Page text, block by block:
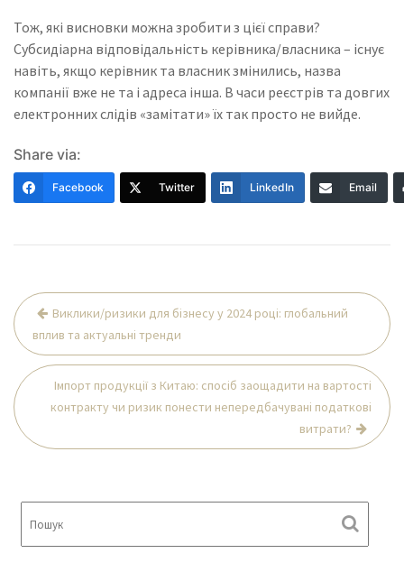
Тож, які висновки можна зробити з цієї справи?
Субсидіарна відповідальність керівника/власника – існує
навіть, якщо керівник та власник змінились, назва
компанії вже не та і адреса інша. В часи реєстрів та довгих
електронних слідів «замітати» їх так просто не вийде.
Share via:
Facebook Twitter LinkedIn Email
Навігація
записів
Виклики/ризики для бізнесу у 2024 році: глобальний
вплив та актуальні тренди
Імпорт продукції з Китаю: спосіб заощадити на вартості
контракту чи ризик понести непередбачувані податкові
витрати?